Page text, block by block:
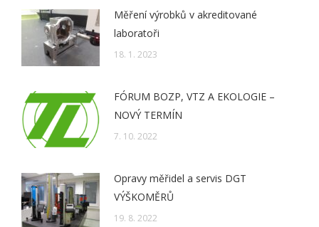
Měření výrobků v akreditované
laboratoři
18. 1. 2023
FÓRUM BOZP, VTZ A EKOLOGIE –
NOVÝ TERMÍN
7. 10. 2022
Opravy měřidel a servis DGT
VÝŠKOMĚRŮ
19. 8. 2022